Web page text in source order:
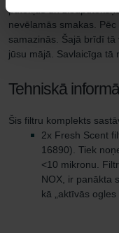
putekļus un
nevēlamās smakas.
samazinās. Šajā brīdī
jūsu mājā. Savlaicīga tā
Tehniskā
Šis filtru komplekts
2x Fresh Scent
16890). Tiek
<10 mikronu.
NOX, ir panākta
kā „aktīvās ogles